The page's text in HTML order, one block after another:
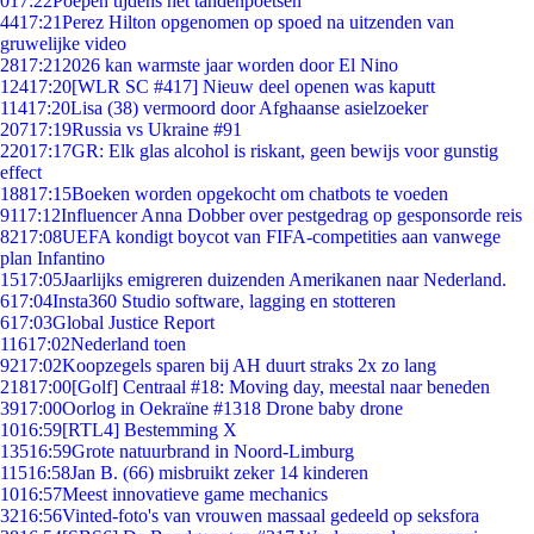
4417:21Perez Hilton opgenomen op spoed na uitzenden van
gruwelijke video
2817:21 2026 kan warmste jaar worden door El Nino
12417:20[WLR SC #417] Nieuw deel openen was kaputt
11417:20Lisa (38) vermoord door Afghaanse asielzoeker
20717:19Russia vs Ukraine #91
22017:17GR: Elk glas alcohol is riskant, geen bewijs voor gunstig
effect
18817:15Boeken worden opgekocht om chatbots te voeden
9117:12Influencer Anna Dobber over pestgedrag op gesponsorde reis
8217:08UEFA kondigt boycot van FIFA-competities aan vanwege
plan Infantino
1517:05Jaarlijks emigreren duizenden Amerikanen naar Nederland.
617:04Insta360 Studio software, lagging en stotteren
617:03Global Justice Report
11617:02Nederland toen
9217:02Koopzegels sparen bij AH duurt straks 2x zo lang
21817:00[Golf] Centraal #18: Moving day, meestal naar beneden
3917:00Oorlog in Oekraïne #1318 Drone baby drone
1016:59[RTL4] Bestemming X
13516:59Grote natuurbrand in Noord-Limburg
11516:58Jan B. (66) misbruikt zeker 14 kinderen
1016:57Meest innovatieve game mechanics
3216:56Vinted-foto's van vrouwen massaal gedeeld op seksfora